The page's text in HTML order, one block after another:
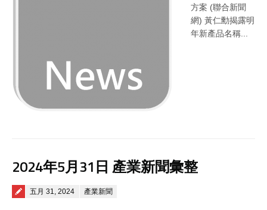
方案 (聯合新聞
網) 黃仁勳揭露明
年新產品名稱...
2024年5月31日 產業新聞彙整
Posted on
五月 31, 2024 產業新聞